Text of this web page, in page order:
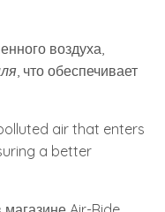
воздуха,
, что обеспечивает
air that enters
a better